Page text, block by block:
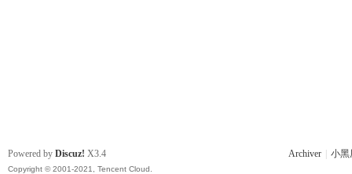
Archiver 小黑
Powered by Discuz! X3.4
Copyright © 2001-2021, Tencent Cloud.